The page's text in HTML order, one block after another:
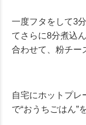
一度フタをして3
てさらに8分煮込
合わせて、粉チー
自宅にホットプレ
で“おうちごはん”